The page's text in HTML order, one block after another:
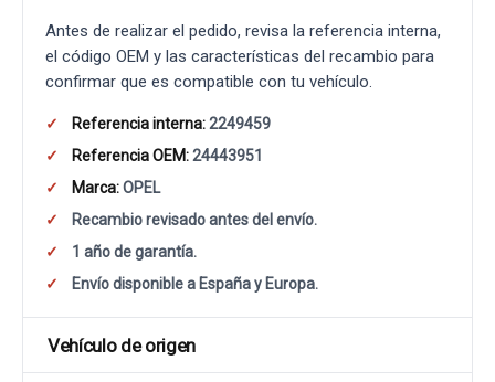
Antes de realizar el pedido, revisa la referencia interna,
el código OEM y las características del recambio para
confirmar que es compatible con tu vehículo.
Referencia interna:2249459
Referencia OEM:24443951
Marca:OPEL
Recambio revisado antes del envío.
1 año de garantía.
Envío disponible a España y Europa.
Vehículo de origen